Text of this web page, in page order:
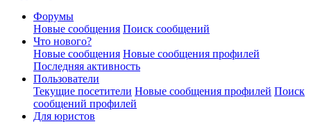
Форумы
Новые сообщения Поиск сообщений
Что нового?
Новые сообщения Новые сообщения профилей
Последняя активность
Пользователи
Текущие посетители Новые сообщения профилей Поиск
сообщений профилей
Для юристов